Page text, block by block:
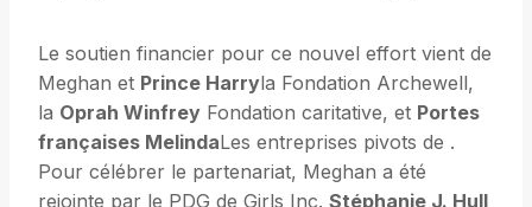
Le soutien financier pour ce nouvel effort vient de
Meghan et Prince Harryla Fondation Archewell,
la Oprah Winfrey Fondation caritative, et Portes
françaises MelindaLes entreprises pivots de .
Pour célébrer le partenariat, Meghan a été
rejointe par le PDG de Girls Inc. Stéphanie J. Hull